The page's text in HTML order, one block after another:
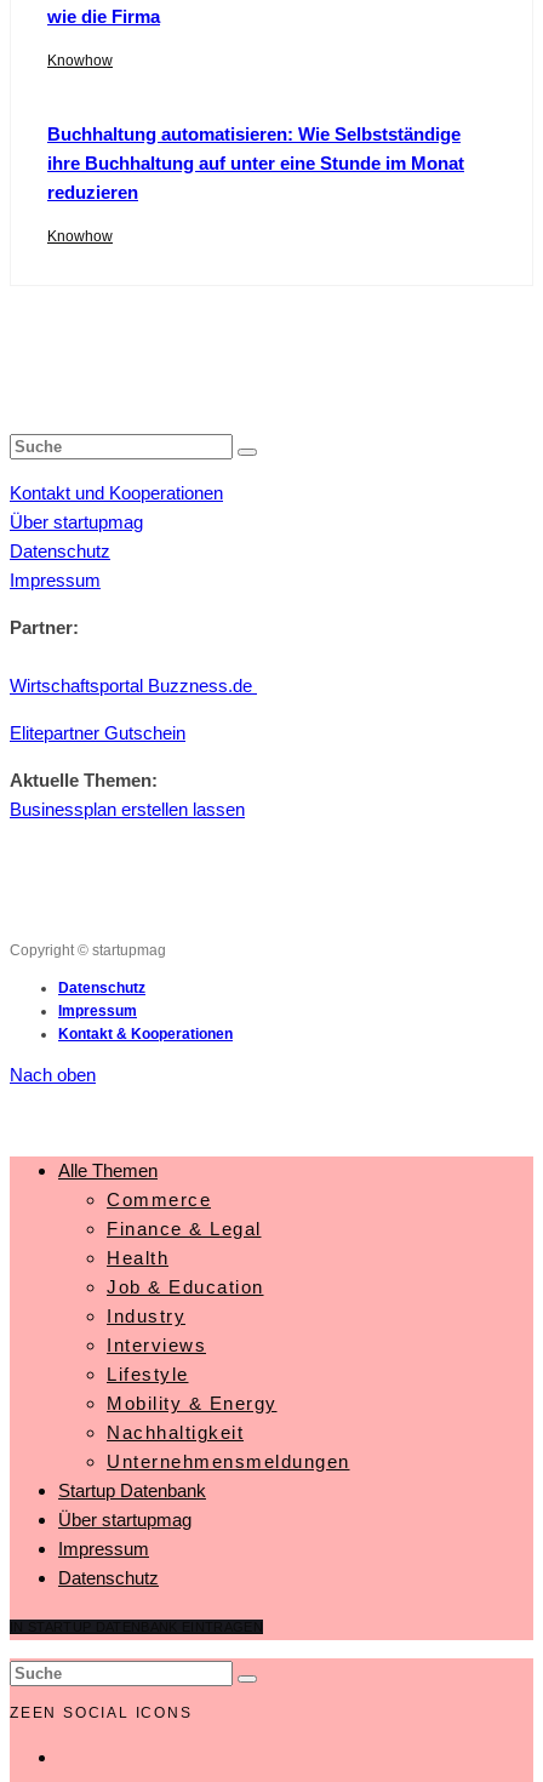
wie die Firma
Knowhow
Buchhaltung automatisieren: Wie Selbstständige
ihre Buchhaltung auf unter eine Stunde im Monat
reduzieren
Knowhow
Kontakt und Kooperationen
Über startupmag
Datenschutz
Impressum
Partner:
Wirtschaftsportal Buzzness.de
Elitepartner Gutschein
Aktuelle Themen:
Businessplan erstellen lassen
Copyright © startupmag
Datenschutz
Impressum
Kontakt & Kooperationen
Nach oben
Alle Themen
Commerce
Finance & Legal
Health
Job & Education
Industry
Interviews
Lifestyle
Mobility & Energy
Nachhaltigkeit
Unternehmensmeldungen
Startup Datenbank
Über startupmag
Impressum
Datenschutz
ZEEN SOCIAL ICONS